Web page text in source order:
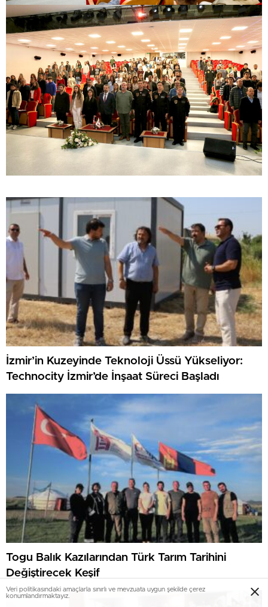
İzmir’in Kuzeyinde Teknoloji Üssü Yükseliyor:
Technocity İzmir’de İnşaat Süreci Başladı
Togu Balık Kazılarından Türk Tarım Tarihini
Değiştirecek Keşif
Veri politikasındaki amaçlarla sınırlı ve mevzuata uygun şekilde çerez
konumlandırmaktayız.